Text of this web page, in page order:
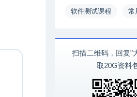
软件测试课程 常
扫描二维码，回复"
取20G资料